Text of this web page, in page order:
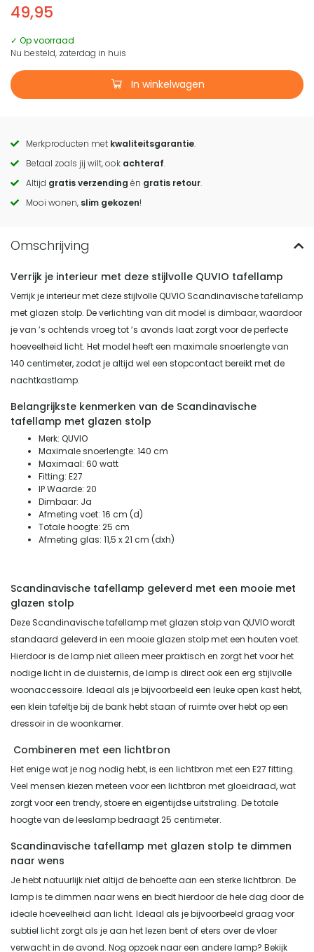
49,95
✓ Op voorraad
Nu besteld, zaterdag in huis
In winkelwagen
Call
to
actions
Merkproducten met kwaliteitsgarantie.
Betaal zoals jij wilt, ook achteraf.
Altijd gratis verzending én gratis retour.
Mooi wonen, slim gekozen!
Verrijk je interieur met deze stijlvolle QUVIO tafellamp
Verrijk je interieur met deze stijlvolle QUVIO Scandinavische tafellamp
met glazen stolp. De verlichting van dit model is dimbaar, waardoor
je van ’s ochtends vroeg tot ’s avonds laat zorgt voor de perfecte
hoeveelheid licht. Het model heeft een maximale snoerlengte van
140 centimeter, zodat je altijd wel een stopcontact bereikt met de
nachtkastlamp.
Belangrijkste kenmerken van de Scandinavische
tafellamp met glazen stolp
Merk: QUVIO
Maximale snoerlengte: 140 cm
Maximaal: 60 watt
Fitting: E27
IP Waarde: 20
Dimbaar: Ja
Afmeting voet: 16 cm (d)
Totale hoogte: 25 cm
Afmeting glas: 11,5 x 21 cm (dxh)
Scandinavische tafellamp geleverd met een mooie met
glazen stolp
Deze Scandinavische tafellamp met glazen stolp van QUVIO wordt
standaard geleverd in een mooie glazen stolp met een houten voet.
Hierdoor is de lamp niet alleen meer praktisch en zorgt het voor het
nodige licht in de duisternis, de lamp is direct ook een erg stijlvolle
woonaccessoire. Ideaal als je bijvoorbeeld een leuke open kast hebt,
een klein tafeltje bij de bank hebt staan of ruimte over hebt op een
dressoir in de woonkamer.
Combineren met een lichtbron
Het enige wat je nog nodig hebt, is een lichtbron met een E27 fitting.
Veel mensen kiezen meteen voor een lichtbron met gloeidraad, wat
zorgt voor een trendy, stoere en eigentijdse uitstraling. De totale
hoogte van de leeslamp bedraagt 25 centimeter.
Scandinavische tafellamp met glazen stolp te dimmen
naar wens
Je hebt natuurlijk niet altijd de behoefte aan een sterke lichtbron. De
lamp is te dimmen naar wens en biedt hierdoor de hele dag door de
ideale hoeveelheid aan licht. Ideaal als je bijvoorbeeld graag voor
subtiel licht zorgt als je aan het lezen bent of eters over de vloer
verwacht in de avond. Nog opzoek naar een andere lamp? Bekijk